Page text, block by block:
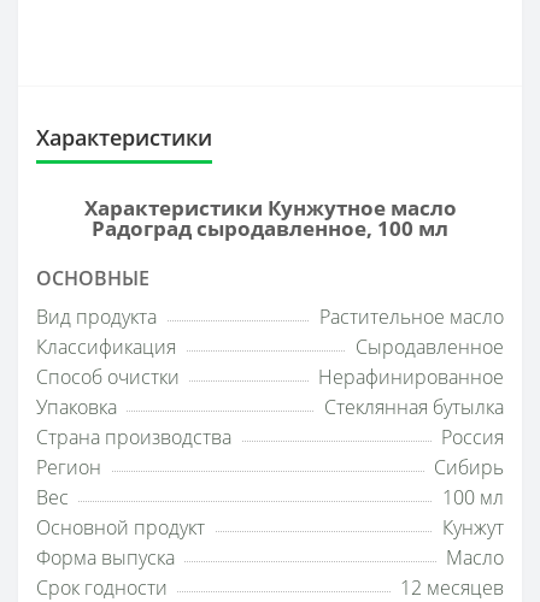
Характеристики
Характеристики Кунжутное масло
Радоград сыродавленное, 100 мл
ОСНОВНЫЕ
Вид продукта
Растительное масло
Классификация
Сыродавленное
Способ очистки
Нерафинированное
Упаковка
Стеклянная бутылка
Страна производства
Россия
Регион
Сибирь
Вес
100 мл
Основной продукт
Кунжут
Форма выпуска
Масло
Срок годности
12 месяцев